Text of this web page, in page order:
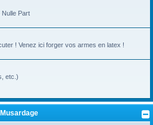
Part
! Venez ici forger vos armes en latex !
etc.)
Musardage